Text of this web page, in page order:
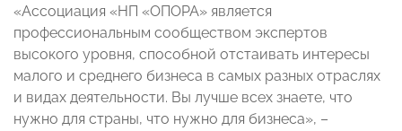
«Ассоциация «НП «ОПОРА» является
профессиональным сообществом экспертов
высокого уровня, способной отстаивать интересы
малого и среднего бизнеса в самых разных отраслях
и видах деятельности. Вы лучше всех знаете, что
нужно для страны, что нужно для бизнеса», –